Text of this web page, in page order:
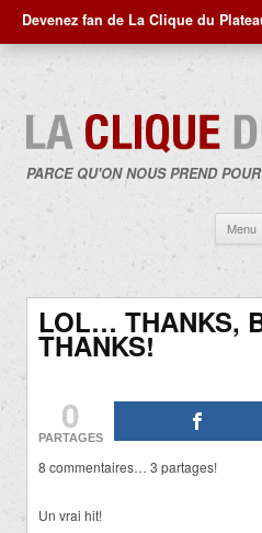
Devenez fan de La Clique du
PARCE QU'ON NOUS PREND
Menu
LOL… THANKS,
THANKS!
0
PARTAGES
8 commentaires… 3 partages!
Un vrai hit!